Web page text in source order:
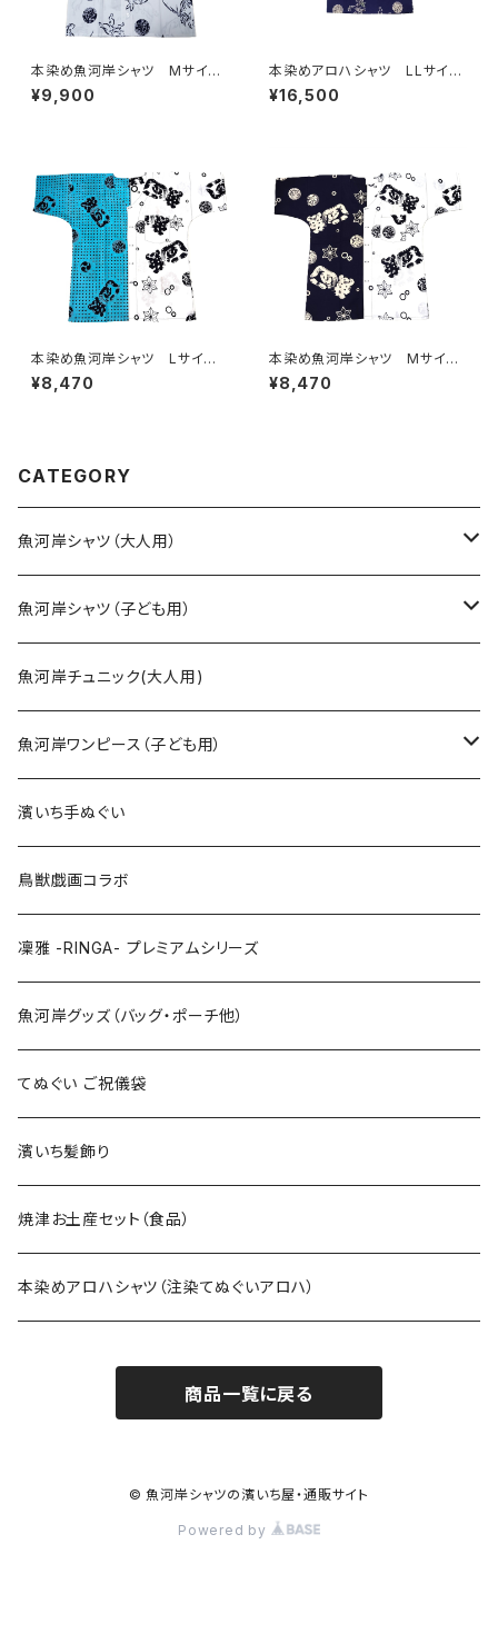
本染め魚河岸シャツ Mサイ
ズ 国宝・鳥獣戯画 高山寺公
認 認定証付き 木綿晒 キナ
いちシャツ 焼津 浜通り 港
町
¥9,900
本染めアロハシャツ LLサイ
ズ 国宝・鳥獣戯画 高山寺公
認 木綿晒 紺×白（桜色＆若
ぐいアロハシャツ
¥16,500
本染め魚河岸シャツ Lサイ
ズ 認定証付き 木綿晒 日本
製 伝統豆絞り柄×涼麻柄 水
津 浜通り 港町
¥8,470
本染め魚河岸シャツ Mサイ
ズ 認定証付き 木綿晒 日本
製 涼麻柄 紺×白 注染そめ
¥8,470
CATEGORY
魚河岸シャツ（大人用）
SSサイズ
Sサイズ
Mサイズ
Lサイズ
LLサイズ
特大3Lサイズ
魚河岸シャツ（子ども用）
90cm
100cm
110cm
120cm
130cm
上下セット
魚河岸チュニック(大人用)
魚河岸ワンピース（子ども用）
100cm
120cm
濱いち手ぬぐい
鳥獣戯画コラボ
凜雅 -RINGA- プレミアムシリーズ
魚河岸グッズ（バッグ・ポーチ他）
てぬぐい ご祝儀袋
濱いち髪飾り
焼津お土産セット（食品）
本染めアロハシャツ（注染てぬぐいアロハ）
商品一覧に戻る
© 魚河岸シャツの濱いち屋・通販サイト
Powered by